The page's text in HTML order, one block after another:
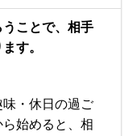
ことで、相手
す。
味・休日の過ご
始めると、相